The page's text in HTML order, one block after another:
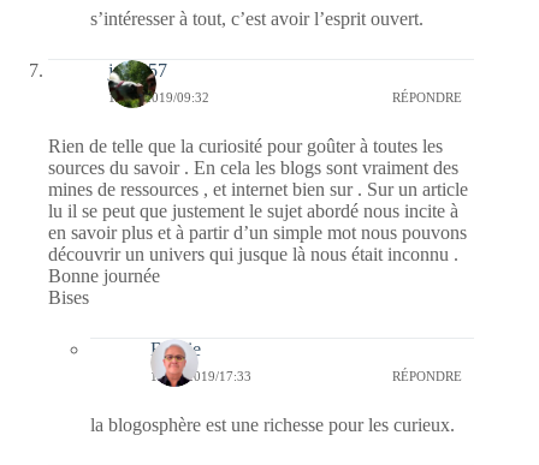
s’intéresser à tout, c’est avoir l’esprit ouvert.
jazzy57
11/02/2019/09:32 RÉPONDRE
Rien de telle que la curiosité pour goûter à toutes les
sources du savoir . En cela les blogs sont vraiment des
mines de ressources , et internet bien sur . Sur un article
lu il se peut que justement le sujet abordé nous incite à
en savoir plus et à partir d’un simple mot nous pouvons
découvrir un univers qui jusque là nous était inconnu .
Bonne journée
Bises
Bernie
11/02/2019/17:33 RÉPONDRE
la blogosphère est une richesse pour les curieux.